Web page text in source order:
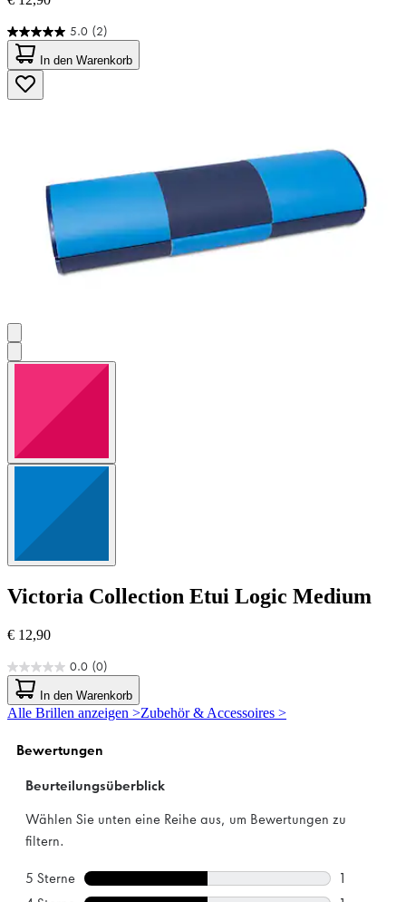
5.0 (2)
5.0
von
5
Sternen.
2
In den Warenkorb
Victoria Collection Etui Logic Medium
€ 12,90
0.0 (0)
0.0
von
5
Sternen.
In den Warenkorb
Alle Brillen anzeigen >Zubehör & Accessoires >